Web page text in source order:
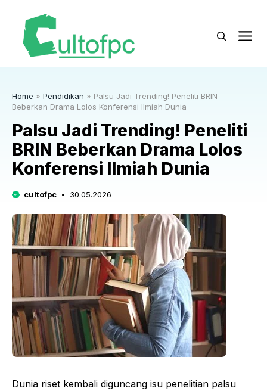
Home » Pendidikan » Palsu Jadi Trending! Peneliti BRIN
Beberkan Drama Lolos Konferensi Ilmiah Dunia
Palsu Jadi Trending! Peneliti
BRIN Beberkan Drama Lolos
Konferensi Ilmiah Dunia
cultofpc 30.05.2026
Dunia riset kembali diguncang isu penelitian palsu